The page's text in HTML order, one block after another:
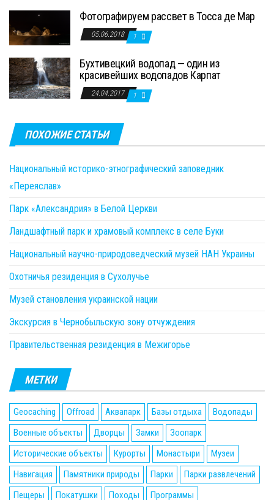
Фотографируем рассвет в Тосса де Мар
05.06.2018 1
Бухтивецкий водопад — один из
красивейших водопадов Карпат
24.04.2017 1
ПОХОЖИЕ СТАТЬИ
Национальный историко-этнографический заповедник
«Переяслав»
Парк «Александрия» в Белой Церкви
Ландшафтный парк и храмовый комплекс в селе Буки
Национальный научно-природоведческий музей НАН Украины
Охотничья резиденция в Сухолучье
Музей становления украинской нации
Экскурсия в Чернобыльскую зону отчуждения
Правительственная резиденция в Межигорье
МЕТКИ
Geocaching Offroad Аквапарк Базы отдыха
Водопады
Военные объекты
Дворцы Замки
Зоопарк
Исторические объекты
Курорты Монастыри
Музеи
Навигация
Памятники природы Парки
Парки развлечений
Пещеры
Покатушки Походы Программы